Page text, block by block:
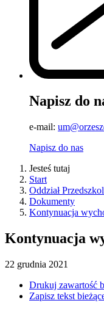
Napisz do
e-mail:
Napisz do nas
Jesteś tutaj
Start
Oddział
Dokumenty
Kontynuacja
Kontynuacja
22 grudnia 2021
Drukuj zawartość
Zapisz tekst